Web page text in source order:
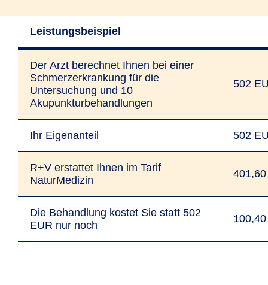
Elektrotherapie
Homöopathie
Osteopathie
In dieser Auflistung erläutern wir Ihnen
Verfahren und Anwendungsgebiete der
einzelnen Behandlungsmethoden
Erstattungsfähige Heilverfahren
Leistungsbeispiel
Der Arzt berechnet Ihnen bei einer
Schmerzerkrankung für die
Untersuchung und 10
Akupunkturbehandlungen
502
Ihr Eigenanteil 502
R+V erstattet Ihnen im Tarif
NaturMedizin
Die Behandlung kostet Sie statt 502
EUR nur noch